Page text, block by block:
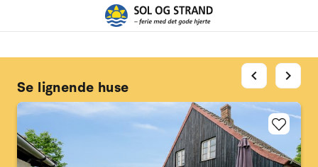
Se lignende huse
chevron_left chevron_right